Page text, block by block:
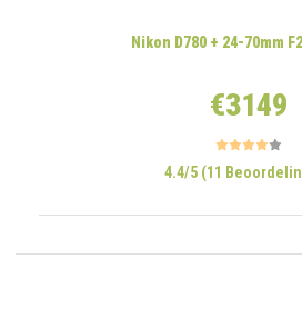
Nikon D780 + 24-70mm
€3149
4.4/5 (11